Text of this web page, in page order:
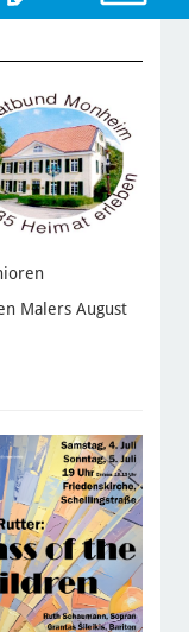
Malers August